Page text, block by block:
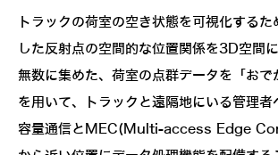
トラックの荷室の空き状態を可視化する
した反射点の空間的な位置関係を3D空間
無数に集めた、荷室の点群データを「お
を用いて、トラックと遠隔地にいる管理者
容量通信とMEC(Multi-access Edge